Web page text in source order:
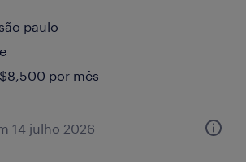
paulo
por mês
14 julho 2026